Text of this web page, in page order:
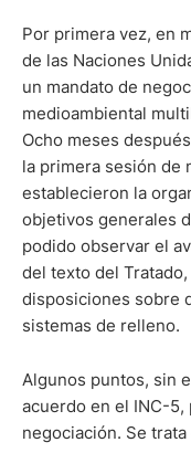
Por primera vez, en
de las Naciones
un mandato de
medioambiental
Ocho meses
la primera sesión de
establecieron la
objetivos generales
podido observar el
del texto del
disposiciones sobre
sistemas de relleno.
Algunos puntos, sin
acuerdo en el INC-
negociación. Se